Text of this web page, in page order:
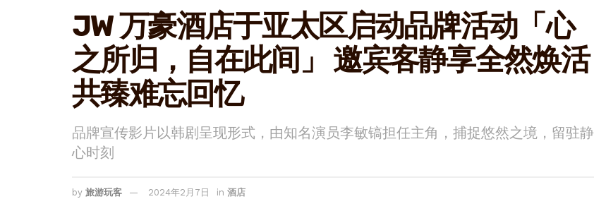
JW 万豪酒店于亚太区启动品牌活动「心
之所归，自在此间」 邀宾客静享全然焕活
共臻难忘回忆
品牌宣传影片以韩剧呈现形式，由知名演员李敏镐担任主角，捕捉悠然之境，留驻静
心时刻
by 旅游玩客 2024年2月7日 in 酒店